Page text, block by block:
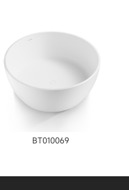
BT010069